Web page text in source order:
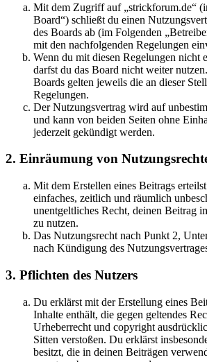
Mit dem Zugriff auf „strickforum.de“
Board“) schließt du einen
des Boards ab (im Folgenden
mit den nachfolgenden Regelungen
Wenn du mit diesen Regelungen nicht
darfst du das Board nicht weiter
Boards gelten jeweils die an dieser
Regelungen.
Der Nutzungsvertrag wird auf
und kann von beiden Seiten ohne
jederzeit gekündigt werden.
2. Einräumung von
Mit dem Erstellen eines Beitrags
einfaches, zeitlich und räumlich
unentgeltliches Recht, deinen Beitrag
zu nutzen.
Das Nutzungsrecht nach Punkt 2,
nach Kündigung des
3. Pflichten des Nutzers
Du erklärst mit der Erstellung eines
Inhalte enthält, die gegen geltendes
Urheberrecht und copyright
Sitten verstoßen. Du erklärst
besitzt, die in deinen Beiträgen